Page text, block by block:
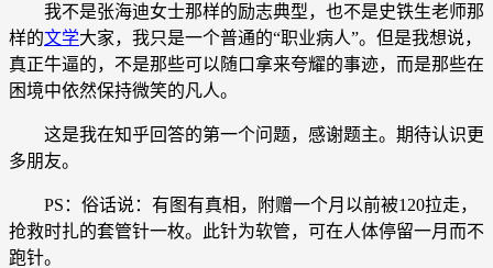
我不是张海迪女士那样的励志典型，也不是史铁生老师那
样的文学大家，我只是一个普通的“职业病人”。但是我想说，
真正牛逼的，不是那些可以随口拿来夸耀的事迹，而是那些在
困境中依然保持微笑的凡人。
这是我在知乎回答的第一个问题，感谢题主。期待认识更
多朋友。
PS：俗话说：有图有真相，附赠一个月以前被120拉走，
抢救时扎的套管针一枚。此针为软管，可在人体停留一月而不
跑针。